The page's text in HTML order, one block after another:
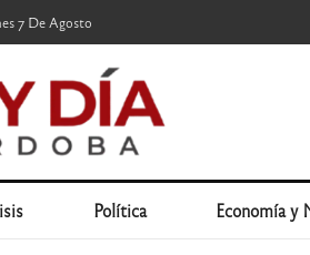
7 De Agosto
Política Economía y